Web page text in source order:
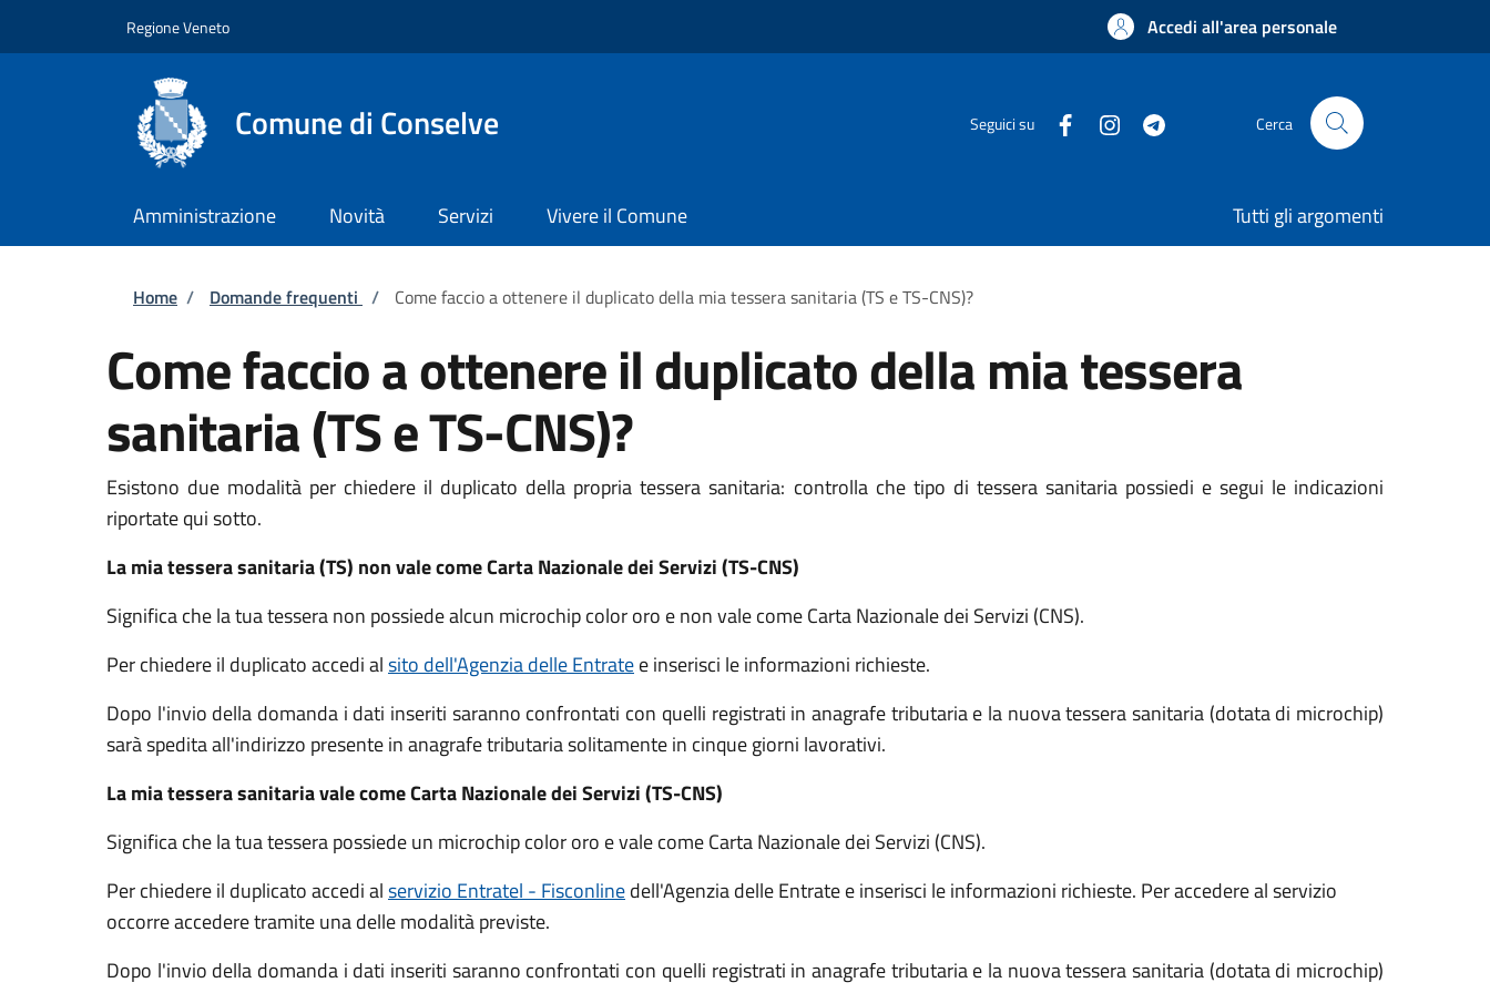
Regione Veneto Accedi all'area personale
Comune di Conselve Seguici su Cerca
Amministrazione Novità Servizi Vivere il Comune Tutti gli argomenti
Briciole di pane
Home / Domande frequenti / Come faccio a ottenere il duplicato della mia tessera sanitaria (TS e TS-CNS)?
Come faccio a ottenere il duplicato della mia tessera
sanitaria (TS e TS-CNS)?
Esistono due modalità per chiedere il duplicato della propria tessera sanitaria: controlla che tipo di tessera sanitaria possiedi e segui le indicazioni
riportate qui sotto.
La mia tessera sanitaria (TS) non vale come Carta Nazionale dei Servizi (TS-CNS)
Significa che la tua tessera non possiede alcun microchip color oro e non vale come Carta Nazionale dei Servizi (CNS).
Per chiedere il duplicato accedi alsito dell'Agenzia delle Entratee inserisci le informazioni richieste.
Dopo l'invio della domanda i dati inseriti saranno confrontati con quelli registrati in anagrafe tributaria e la nuova tessera sanitaria (dotata di microchip)
sarà spedita all'indirizzo presente in anagrafe tributaria solitamente in cinque giorni lavorativi.
La mia tessera sanitaria vale come Carta Nazionale dei Servizi (TS-CNS)
Significa che la tua tessera possiede un microchip color oro e vale come Carta Nazionale dei Servizi (CNS).
Per chiedere il duplicato accedi alservizio Entratel - Fisconlinedell'Agenzia delle Entrate e inserisci le informazioni richieste. Per accedere al servizio
occorre accedere tramite una delle modalità previste.
Dopo l'invio della domanda i dati inseriti saranno confrontati con quelli registrati in anagrafe tributaria e la nuova tessera sanitaria (dotata di microchip)